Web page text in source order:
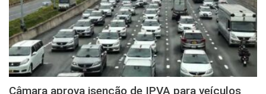
Câmara aprova isenção de IPVA para veículos